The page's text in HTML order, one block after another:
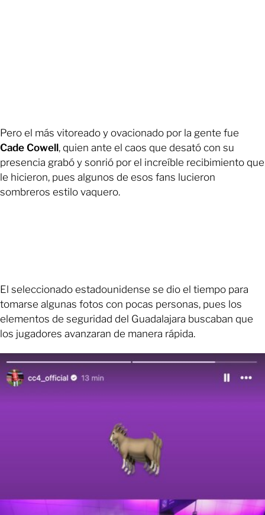
Pero el más vitoreado y ovacionado por la gente fue
Cade Cowell, quien ante el caos que desató con su
presencia grabó y sonrió por el increíble recibimiento que
le hicieron, pues algunos de esos fans lucieron
sombreros estilo vaquero.
El seleccionado estadounidense se dio el tiempo para
tomarse algunas fotos con pocas personas, pues los
elementos de seguridad del Guadalajara buscaban que
los jugadores avanzaran de manera rápida.